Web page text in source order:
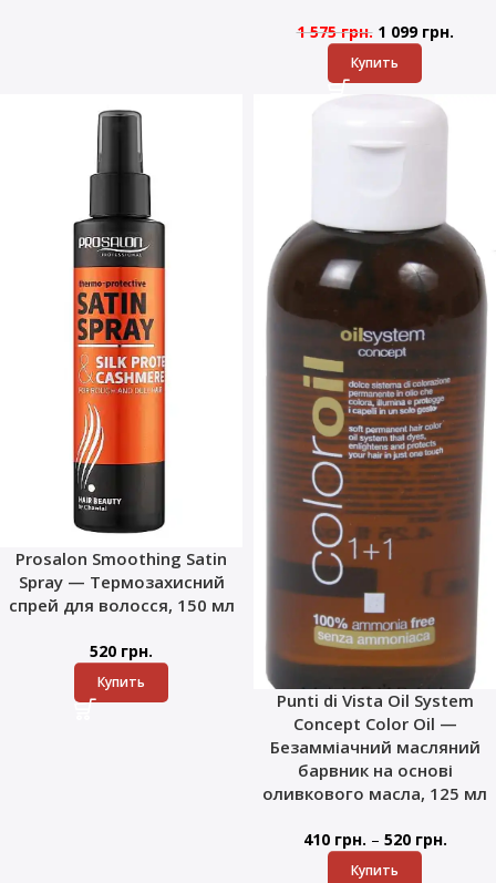
1 575грн. 1 099 грн.
Купить
Prosalon Smoothing Satin
Spray — Термозахисний
спрей для волосся, 150 мл
520 грн.
Купить
Punti di Vista Oil System
Concept Color Oil —
Безамміачний масляний
барвник на основі
оливкового масла, 125 мл
410 грн. – 520 грн.
Купить